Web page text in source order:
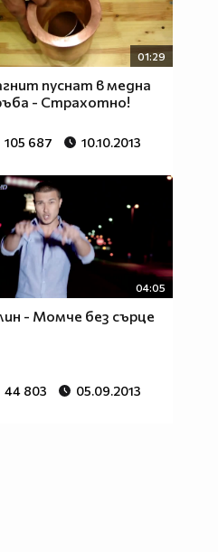
01:29
пуснат в медна
- Страхотно!
105 687 10.10.2013
04:05
- Момче без сърце
44 803 05.09.2013